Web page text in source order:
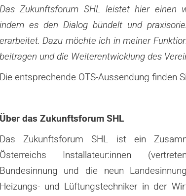
Das Zukunftsforum SHL leistet hier einen
indem es den Dialog bündelt und
erarbeitet. Dazu möchteich in meiner
beitragen und die Weiterentwicklung des
Die entsprechende OTS-Aussendung finden
Über das Zukunftsforum SHL
Das Zukunftsforum SHL ist ein
Österreichs Installateur:innen
Bundesinnung und die neun
Heizungs- und Lüftungstechniker in der